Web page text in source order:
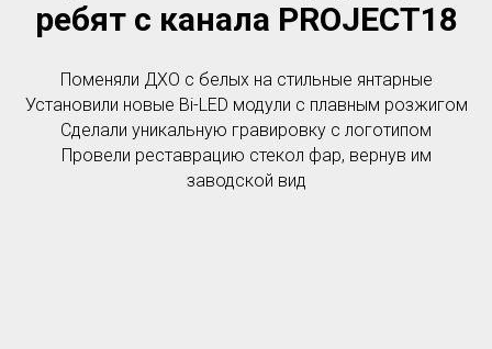
ребят с канала PROJECT18
Поменяли ДХО с белых на стильные янтарные
Установили новые Bi-LED модули с плавным розжигом
Сделали уникальную гравировку с логотипом
Провели реставрацию стекол фар, вернув им
заводской вид